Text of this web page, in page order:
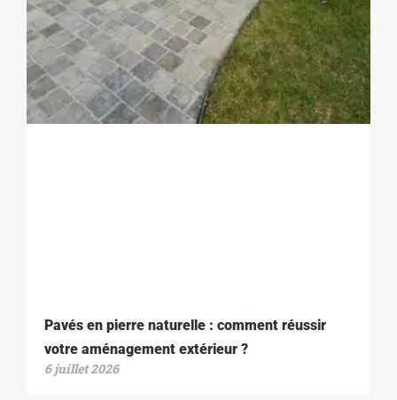
Pavés en pierre naturelle : comment réussir
votre aménagement extérieur ?
6 juillet 2026